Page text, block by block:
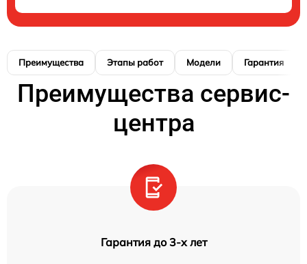
Преимущества Этапы работ Модели Гарантия
Преимущества сервис-
центра
Гарантия до 3-х лет